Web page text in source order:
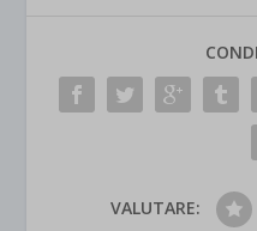
VALUTARE: